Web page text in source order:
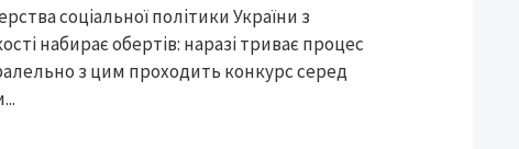
соціальної політики України з
набирає обертів: наразі триває процес
з цим проходить конкурс серед